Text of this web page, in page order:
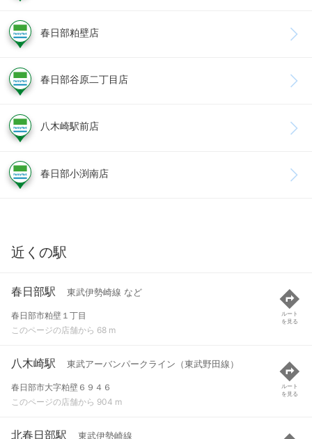
春日部粕壁店
春日部谷原二丁目店
八木崎駅前店
春日部小渕南店
近くの駅
春日部駅 東武伊勢崎線 など
春日部市粕壁１丁目
このページの店舗から 68 m
ルート
を見る
八木崎駅 東武アーバンパークライン（東武野田線）
春日部市大字粕壁６９４６
このページの店舗から 904 m
ルート
を見る
北春日部駅 東武伊勢崎線